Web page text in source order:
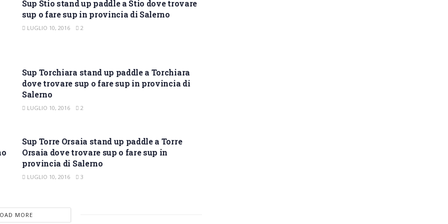
Sup Stio stand up paddle a Stio dove trovare
sup o fare sup in provincia di Salerno
LUGLIO 10, 2016 2
Sup Torchiara stand up paddle a Torchiara
dove trovare sup o fare sup in provincia di
Salerno
LUGLIO 10, 2016 2
Sup Torre Orsaia stand up paddle a Torre
Orsaia dove trovare sup o fare sup in
provincia di Salerno
LUGLIO 10, 2016 3
MORE